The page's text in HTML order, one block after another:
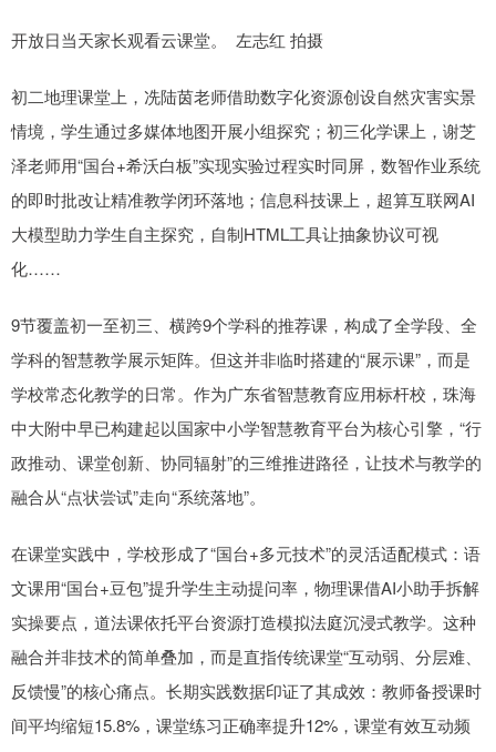
开放日当天家长观看云课堂。 左志红 拍摄
初二地理课堂上，冼陆茵老师借助数字化资源创设自然灾害实景
情境，学生通过多媒体地图开展小组探究；初三化学课上，谢芝
泽老师用“国台+希沃白板”实现实验过程实时同屏，数智作业系统
的即时批改让精准教学闭环落地；信息科技课上，超算互联网AI
大模型助力学生自主探究，自制HTML工具让抽象协议可视
化……
9节覆盖初一至初三、横跨9个学科的推荐课，构成了全学段、全
学科的智慧教学展示矩阵。但这并非临时搭建的“展示课”，而是
学校常态化教学的日常。作为广东省智慧教育应用标杆校，珠海
中大附中早已构建起以国家中小学智慧教育平台为核心引擎，“行
政推动、课堂创新、协同辐射”的三维推进路径，让技术与教学的
融合从“点状尝试”走向“系统落地”。
在课堂实践中，学校形成了“国台+多元技术”的灵活适配模式：语
文课用“国台+豆包”提升学生主动提问率，物理课借AI小助手拆解
实操要点，道法课依托平台资源打造模拟法庭沉浸式教学。这种
融合并非技术的简单叠加，而是直指传统课堂“互动弱、分层难、
反馈慢”的核心痛点。长期实践数据印证了其成效：教师备授课时
间平均缩短15.8%，课堂练习正确率提升12%，课堂有效互动频